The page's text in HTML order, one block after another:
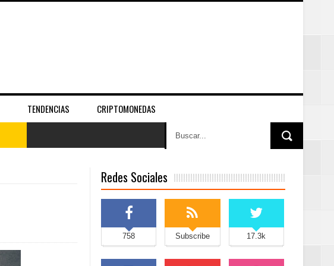
TENDENCIAS CRIPTOMONEDAS
Redes Sociales
758 Subscribe 17.3k